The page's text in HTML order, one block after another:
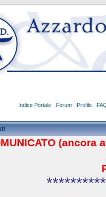
Indice Portale Forum Profilo
(ancora